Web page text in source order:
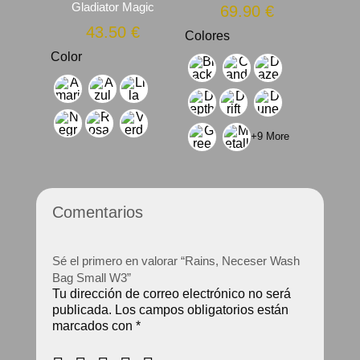
Gladiator Magic
43.50 €
Color
69.90€
Colores
+9 More
Comentarios
Sé el primero en valorar “Rains, Neceser Wash
Bag Small W3”
Tu dirección de correo electrónico no será
publicada. Los campos obligatorios están
marcados con *